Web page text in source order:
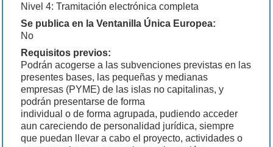
Nivel 4: Tramitación electrónica completa
Se publica en la Ventanilla Única Europea:
No
Requisitos previos:
Podrán acogerse a las subvenciones previstas en las
presentes bases, las pequeñas y medianas
empresas (PYME) de las islas no capitalinas, y
podrán presentarse de forma
individual o de forma agrupada, pudiendo acceder
aun careciendo de personalidad jurídica, siempre
que puedan llevar a cabo el proyecto, actividades o